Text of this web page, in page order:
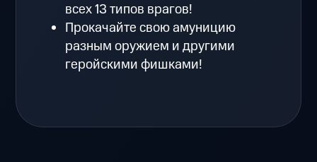
всех 13 типов врагов!
Прокачайте свою амуницию
разным оружием и другими
геройскими фишками!